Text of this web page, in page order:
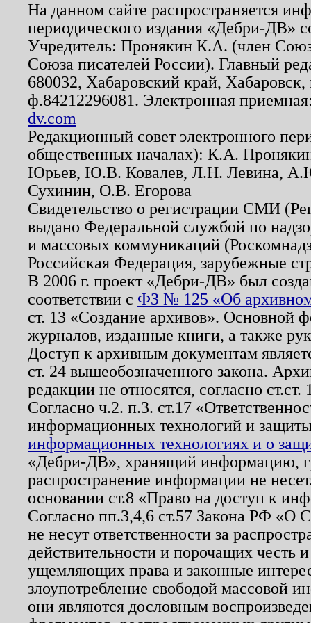
На данном сайте распространяется
периодического издания «Дебри-ДВ»
Учредитель: Пронякин К.А. (член
Союза писателей России). Главный
680032, Хабаровский край,
ф.84212296081. Электронная
dv.com
Редакционный совет электронного
общественных началах): К.А.
Юрьев, Ю.В. Ковалев, Л.Н. Левина,
Сухинин, О.В. Егорова
Свидетельство о регистрации СМИ
выдано Федеральной службой по
и массовых коммуникаций
Российская Федерация, зарубежные
В 2006 г. проект «Дебри-ДВ» был
соответствии с ФЗ № 125 «Об
ст. 13 «Создание архивов». Основной
журналов, изданные книги, а также
Доступ к архивным документам
ст. 24 вышеобозначенного закона.
редакции не относятся, согласно
Согласно ч.2. п.3. ст.17
информационных технологий и
информационных технологиях и о
«Дебри-ДВ», хранящий информацию,
распространение информации не
основании ст.8 «Право на доступ к
Согласно пп.3,4,6 ст.57 Закона РФ «О
не несут ответственности за
действительности и порочащих честь
ущемляющих права и законные
злоупотребление свободой массовой
они являются дословным